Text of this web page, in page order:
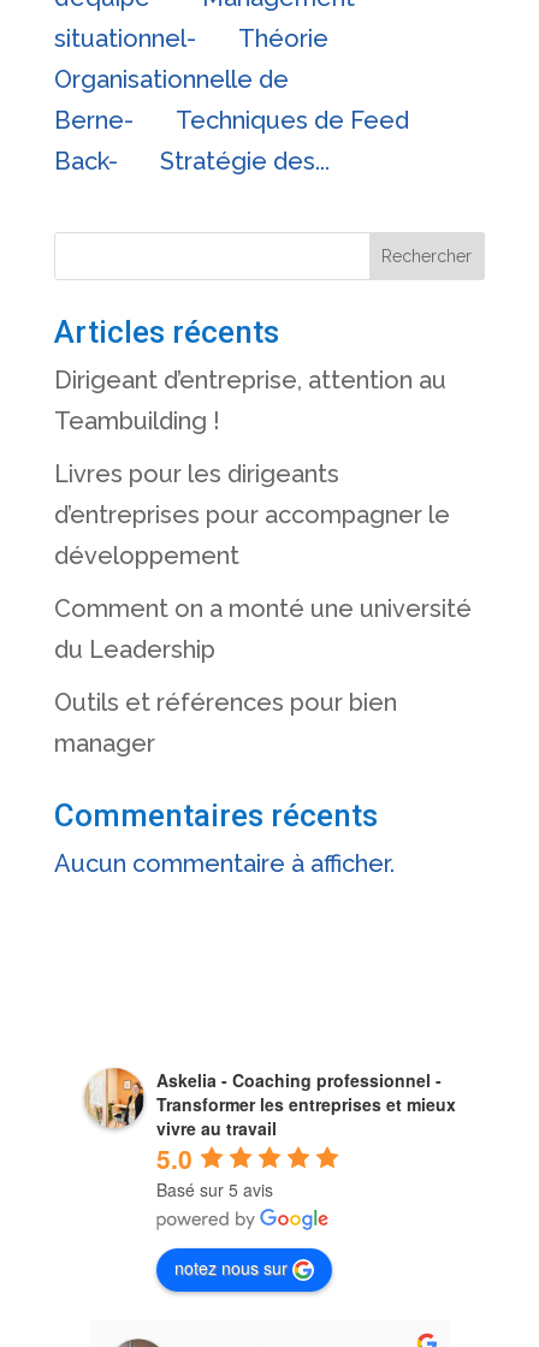
situationnel- Théorie
Organisationnelle de
Berne- Techniques de Feed
Back- Stratégie des...
Rechercher
Articles récents
Dirigeant d’entreprise, attention au
Teambuilding !
Livres pour les dirigeants
d’entreprises pour accompagner le
développement
Comment on a monté une université
du Leadership
Outils et références pour bien
manager
Commentaires récents
Aucun commentaire à afficher.
Askelia - Coaching professionnel -
Transformer les entreprises et mieux
vivre au travail
5.0
Basé sur 5 avis
notez nous sur